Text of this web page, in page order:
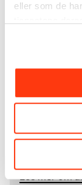
eller som de
kunstverk. I
somEdvard
til Rolf
Les mer om
Les mer om